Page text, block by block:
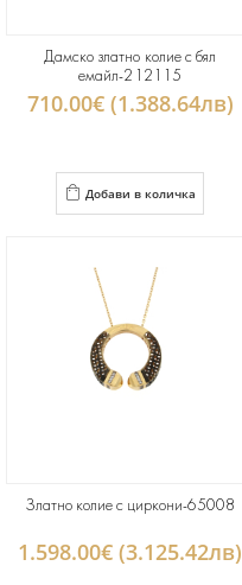
Дамско златно колие с бял
емайл-212115
710.00€ (1.388.64лв)
Добави в количка
Златно колие с циркони-65008
1.598.00€ (3.125.42лв)